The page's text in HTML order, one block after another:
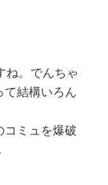
ね。でんちゃ
て結構いろん
コミュを爆破